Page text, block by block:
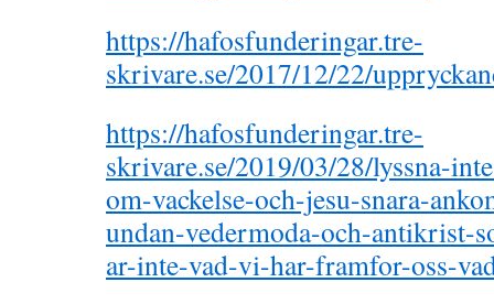
https://hafosfunderingar.tre-
skrivare.se/2017/12/22/
https://hafosfunderingar.tre-
skrivare.se/2019/03/28/lyssna-
om-vackelse-och-jesu-snara-
undan-vedermoda-och-antikrist-
ar-inte-vad-vi-har-framfor-oss-